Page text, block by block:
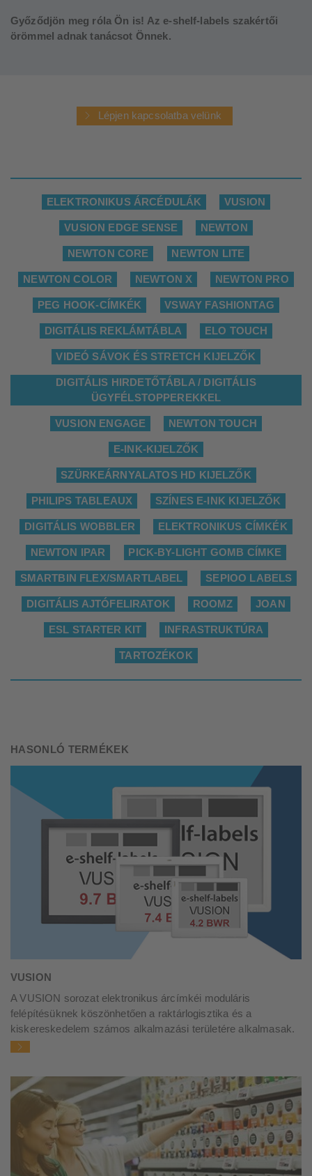
Győződjön meg róla Ön is! Az e-shelf-labels szakértői
örömmel adnak tanácsot Önnek.
Lépjen kapcsolatba velünk
ELEKTRONIKUS ÁRCÉDULÁK VUSION
VUSION EDGE SENSE NEWTON
NEWTON CORE NEWTON LITE
NEWTON COLOR NEWTON X NEWTON PRO
PEG HOOK-CÍMKÉK VSWAY FASHIONTAG
DIGITÁLIS REKLÁMTÁBLA ELO TOUCH
VIDEÓ SÁVOK ÉS STRETCH KIJELZŐK
DIGITÁLIS HIRDETŐTÁBLA / DIGITÁLIS
ÜGYFÉLSTOPPEREKKEL
VUSION ENGAGE NEWTON TOUCH
E-INK-KIJELZŐK
SZÜRKEÁRNYALATOS HD KIJELZŐK
PHILIPS TABLEAUX SZÍNES E-INK KIJELZŐK
DIGITÁLIS WOBBLER ELEKTRONIKUS CÍMKÉK
NEWTON IPAR PICK-BY-LIGHT GOMB CÍMKE
SMARTBIN FLEX/SMARTLABEL SEPIOO LABELS
DIGITÁLIS AJTÓFELIRATOK ROOMZ JOAN
ESL STARTER KIT INFRASTRUKTÚRA
TARTOZÉKOK
HASONLÓ TERMÉKEK
VUSION
A VUSION sorozat elektronikus árcímkéi moduláris
felépítésüknek köszönhetően a raktárlogisztika és a
kiskereskedelem számos alkalmazási területére alkalmasak.